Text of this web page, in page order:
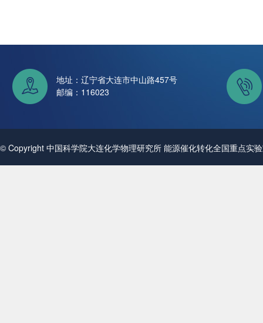
地址：辽宁省大连市中山路457号
邮编：116023
© Copyright 中国科学院大连化学物理研究所 能源催化转化全国重点实